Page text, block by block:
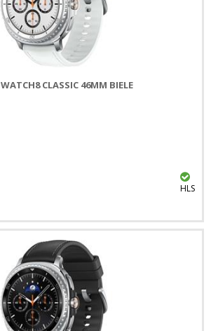
CLASSIC 46MM BIELE
HLS